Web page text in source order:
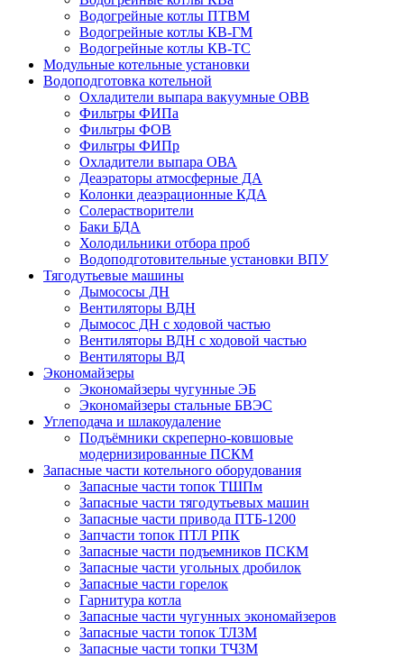
Водогрейные котлы ПТВМ
Водогрейные котлы КВ-ГМ
Водогрейные котлы КВ-ТС
Модульные котельные установки
Водоподготовка котельной
Охладители выпара вакуумные ОВВ
Фильтры ФИПа
Фильтры ФОВ
Фильтры ФИПр
Охладители выпара ОВА
Деаэраторы атмосферные ДА
Колонки деаэрационные КДА
Солерастворители
Баки БДА
Холодильники отбора проб
Водоподготовительные установки ВПУ
Тягодутьевые машины
Дымососы ДН
Вентиляторы ВДН
Дымосос ДН с ходовой частью
Вентиляторы ВДН с ходовой частью
Вентиляторы ВД
Экономайзеры
Экономайзеры чугунные ЭБ
Экономайзеры стальные БВЭС
Углеподача и шлакоудаление
Подъёмники скреперно-ковшовые
модернизированные ПСКМ
Запасные части котельного оборудования
Запасные части топок ТШПм
Запасные части тягодутьевых машин
Запасные части привода ПТБ-1200
Запчасти топок ПТЛ РПК
Запасные части подъемников ПСКМ
Запасные части угольных дробилок
Запасные части горелок
Гарнитура котла
Запасные части чугунных экономайзеров
Запасные части топок ТЛЗМ
Запасные части топки ТЧЗМ